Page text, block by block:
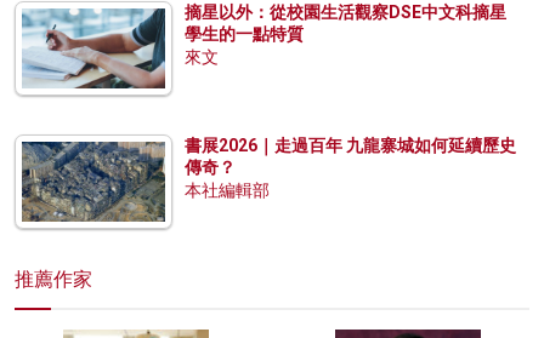
摘星以外：從校園生活觀察DSE中文科摘星
學生的一點特質
來文
書展2026｜走過百年 九龍寨城如何延續歷史
傳奇？
本社編輯部
推薦作家